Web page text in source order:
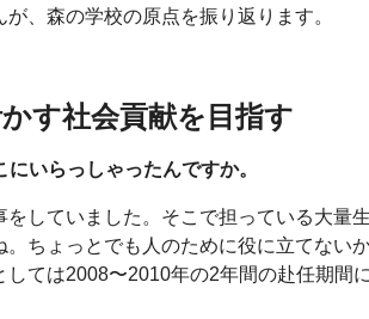
、森の学校の原点を振り返ります。
す社会貢献を目指す
いらっしゃったんですか。
していました。そこで担っている大量
ちょっとでも人のために役に立てない
ては2008〜2010年の2年間の赴任期間